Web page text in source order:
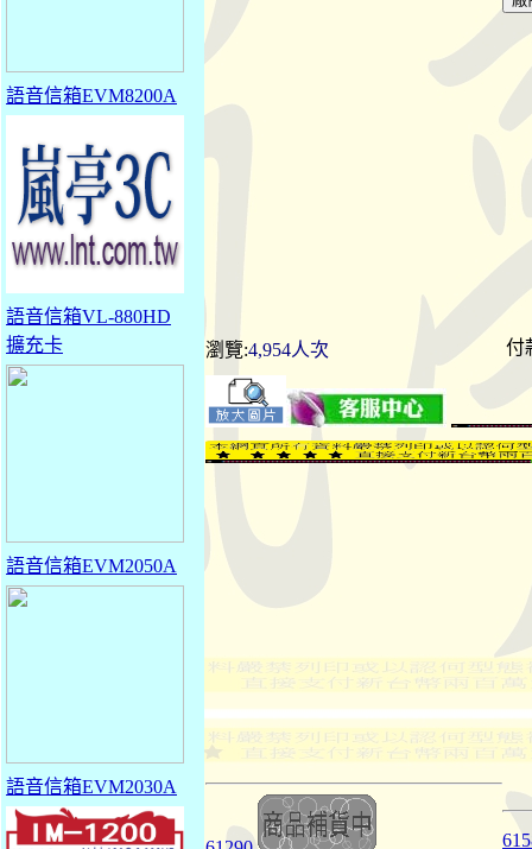
語音信箱EVM8200A
語音信箱VL-880HD
擴充卡
語音信箱EVM2050A
語音信箱EVM2030A
瀏覽:4,954人次 付